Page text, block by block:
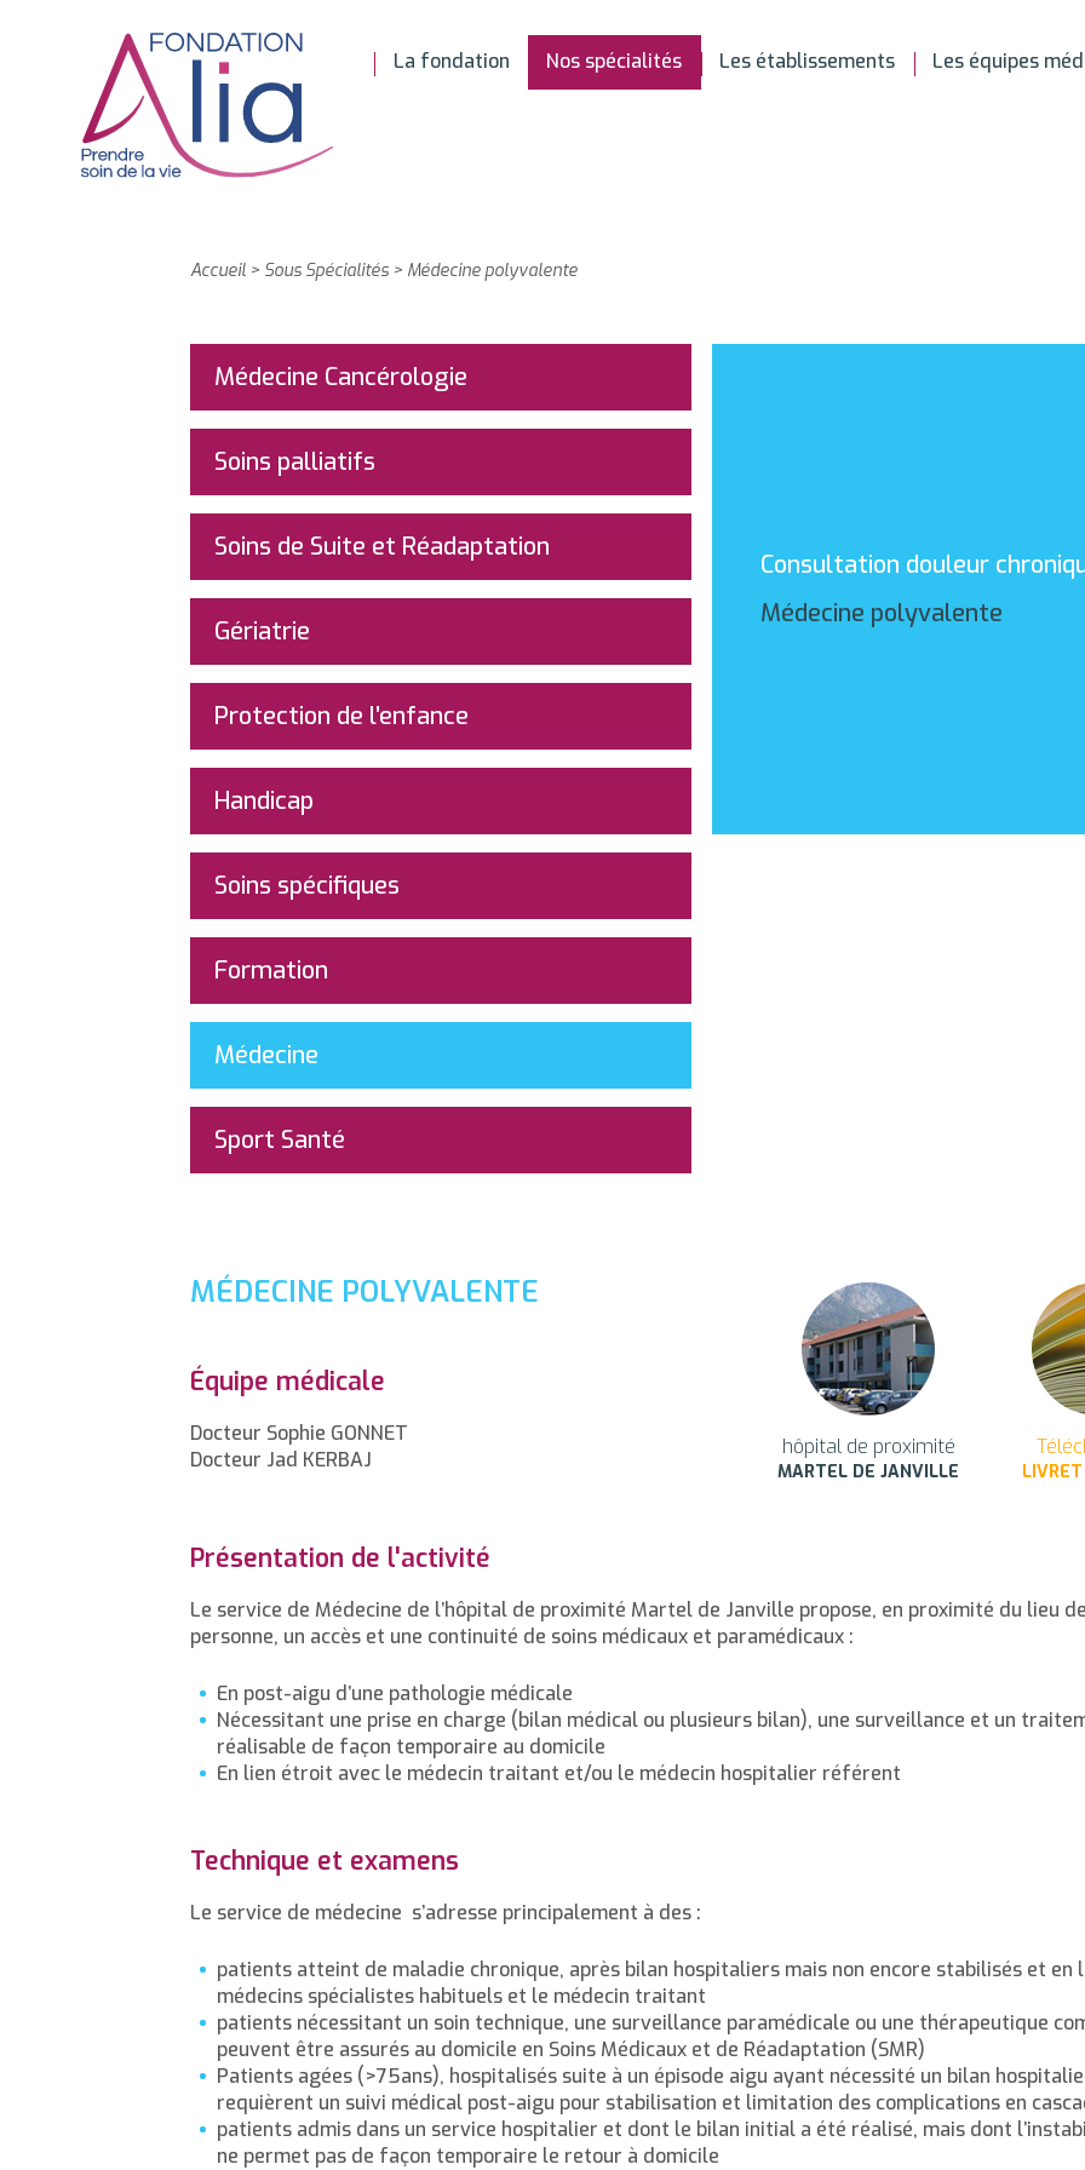
La fondation Nos spécialités Les établissements Les équipes
Accueil > Sous Spécialités > Médecine polyvalente
Médecine Cancérologie
Soins palliatifs
Soins de Suite et Réadaptation
Gériatrie
Protection de l’enfance
Handicap
Soins spécifiques
Formation
Médecine
Sport Santé
Consultation douleur
Médecine polyvalente
MÉDECINE POLYVALENTE
Équipe médicale
Docteur Sophie GONNET
Docteur Jad KERBAJ
hôpital de proximité
MARTEL DE JANVILLE
Présentation de l'activité
Le service de Médecine de l’hôpital de proximité Martel de Janville propose, en proximité du lieu
personne, un accès et une continuité de soins médicaux et paramédicaux :
En post-aigu d’une pathologie médicale
Nécessitant une prise en charge (bilan médical ou plusieurs bilan), une surveillance et un
réalisable de façon temporaire au domicile
En lien étroit avec le médecin traitant et/ou le médecin hospitalier référent
Technique et examens
Le service de médecine s’adresse principalement à des :
patients atteint de maladie chronique, après bilan hospitaliers mais non encore stabilisés et en
médecins spécialistes habituels et le médecin traitant
patients nécessitant un soin technique, une surveillance paramédicale ou une thérapeutique
peuvent être assurés au domicile en Soins Médicaux et de Réadaptation (SMR)
Patients agées (>75ans), hospitalisés suite à un épisode aigu ayant nécessité un bilan
requièrent un suivi médical post-aigu pour stabilisation et limitation des complications en
patients admis dans un service hospitalier et dont le bilan initial a été réalisé, mais dont
ne permet pas de façon temporaire le retour à domicile